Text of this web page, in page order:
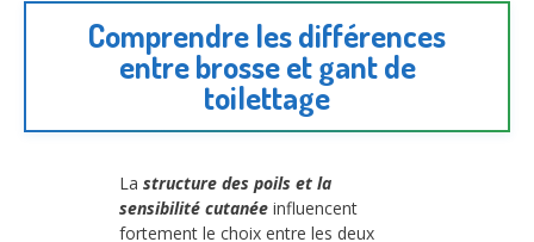
Comprendre les différences
entre brosse et gant de
toilettage
La structure des poils et la
sensibilité cutanée influencent
fortement le choix entre les deux